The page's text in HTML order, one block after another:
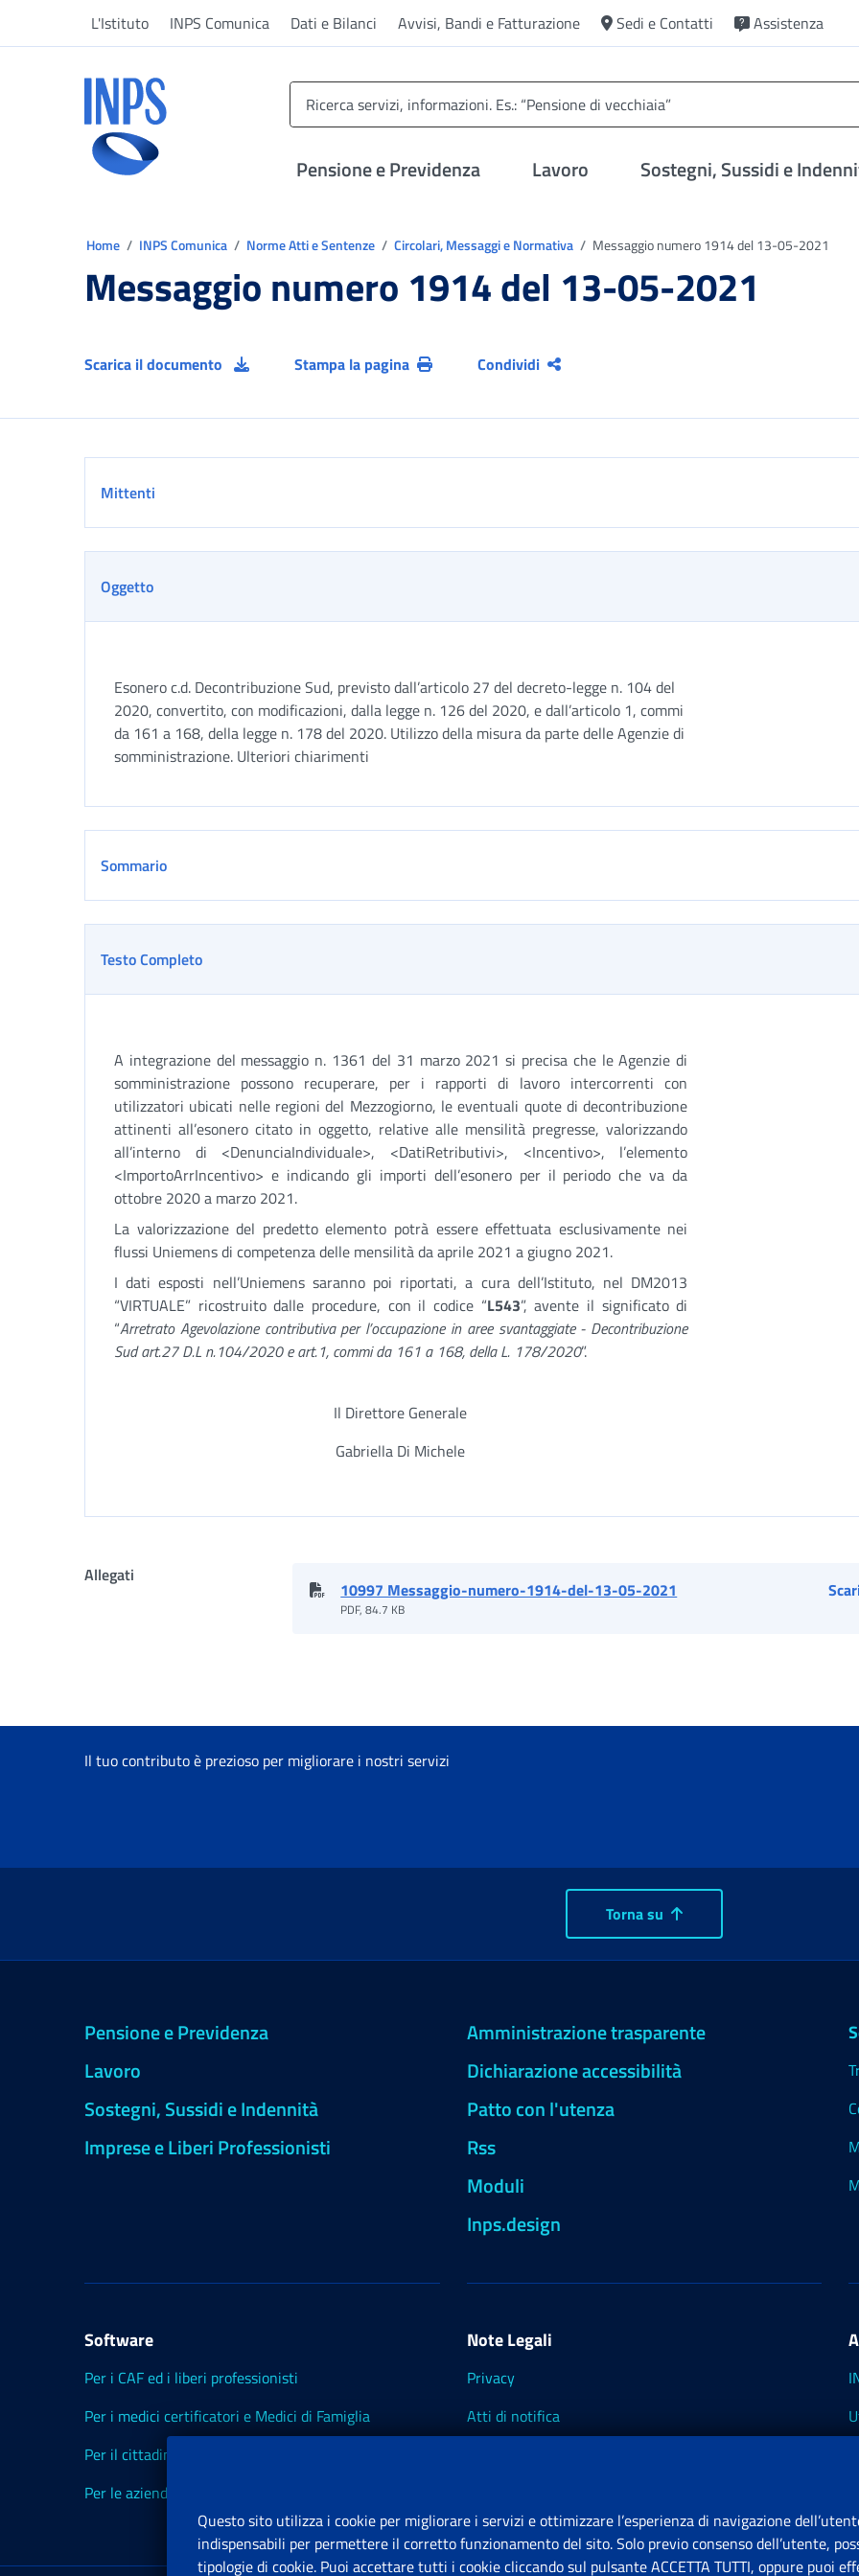
L'Istituto INPS Comunica Dati e Bilanci Avvisi, Bandi e Fatturazione Sedi e Contatti
Assistenza
Pensione e Previdenza Lavoro Sostegni, Sussidi e
Home INPS Comunica Norme Atti e Sentenze Circolari, Messaggi e Normativa Messaggio numero 1914 del 13-05-2021
Messaggio numero 1914 del 13-05-2021
Scarica il documento Stampa la pagina Condividi
Mittenti
Oggetto
Esonero c.d. Decontribuzione Sud, previsto dall’articolo 27 del decreto-legge n. 104 del
2020, convertito, con modificazioni, dalla legge n. 126 del 2020, e dall’articolo 1, commi
da 161 a 168, della legge n. 178 del 2020. Utilizzo della misura da parte delle Agenzie di
somministrazione. Ulteriori chiarimenti
Sommario
Testo Completo
A integrazione del messaggio n. 1361 del 31 marzo 2021 si precisa che le Agenzie di
somministrazione possono recuperare, per i rapporti di lavoro intercorrenti con
utilizzatori ubicati nelle regioni del Mezzogiorno, le eventuali quote di decontribuzione
attinenti all’esonero citato in oggetto, relative alle mensilità pregresse, valorizzando
all’interno di <DenunciaIndividuale>, <DatiRetributivi>, <Incentivo>, l’elemento
<ImportoArrIncentivo> e indicando gli importi dell’esonero per il periodo che va da
ottobre 2020 a marzo 2021.
La valorizzazione del predetto elemento potrà essere effettuata esclusivamente nei
flussi Uniemens di competenza delle mensilità da aprile 2021 a giugno 2021.
I dati esposti nell’Uniemens saranno poi riportati, a cura dell’Istituto, nel DM2013
“VIRTUALE” ricostruito dalle procedure, con il codice “L543”, avente il significato di
“Arretrato Agevolazione contributiva per l’occupazione in aree svantaggiate - Decontribuzione
Sud art.27 D.L n.104/2020 e art.1, commi da 161 a 168, della L. 178/2020”.
Il Direttore Generale
Gabriella Di Michele
Allegati
10997 Messaggio-numero-1914-del-13-05-2021
PDF, 84.7 KB
Il tuo contributo è prezioso per migliorare i nostri servizi
Torna su
Pensione e Previdenza
Lavoro
Sostegni, Sussidi e Indennità
Imprese e Liberi Professionisti
Amministrazione trasparente
Dichiarazione accessibilità
Patto con l'utenza
Rss
Moduli
Inps.design
Software
Per i CAF ed i liberi professionisti
Per i medici certificatori e Medici di Famiglia
Per il cittadino
Per le aziende ed i Consulenti
Note Legali
Privacy
Atti di notifica
Questo sito utilizza i cookie per migliorare i servizi e ottimizzare l’esperienza di navigazione
indispensabili per permettere il corretto funzionamento del sito. Solo previo consenso dell’utente,
tipologie di cookie. Puoi accettare tutti i cookie cliccando sul pulsante ACCETTA TUTTI, oppure puoi